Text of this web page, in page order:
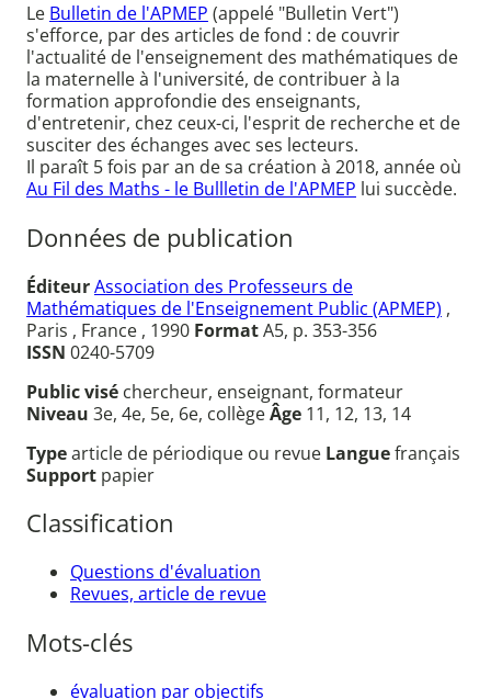
Le Bulletin de l'APMEP (appelé "Bulletin Vert")
s'efforce, par des articles de fond : de couvrir
l'actualité de l'enseignement des mathématiques de
la maternelle à l'université, de contribuer à la
formation approfondie des enseignants,
d'entretenir, chez ceux-ci, l'esprit de recherche et de
susciter des échanges avec ses lecteurs.
Il paraît 5 fois par an de sa création à 2018, année où
Au Fil des Maths - le Bullletin de l'APMEP lui succède.
Données de publication
ÉditeurAssociation des Professeurs de
Mathématiques de l'Enseignement Public (APMEP) ,
Paris , France , 1990 FormatA5, p. 353-356
ISSN 0240-5709
Public visé chercheur, enseignant, formateur
Niveau 3e, 4e, 5e, 6e, collègeÂge 11, 12, 13, 14
Typearticle de périodique ou revue Languefrançais
Support papier
Classification
Questions d'évaluation
Revues, article de revue
Mots-clés
évaluation par objectifs